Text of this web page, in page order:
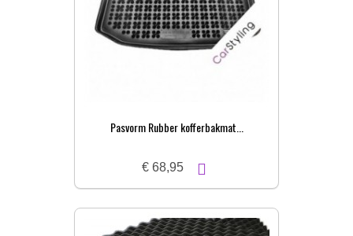
Pasvorm Rubber kofferbakmat...
€ 68,95